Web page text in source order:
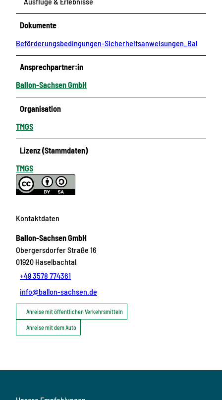
Dokumente
Beförderungsbedingungen-Sicherheitsanweisungen_Bal
Ansprechpartner:in
Ballon-Sachsen GmbH
Organisation
TMGS
Lizenz (Stammdaten)
TMGS
Kontaktdaten
Ballon-Sachsen GmbH
Obergersdorfer Straße 16
01920 Haselbachtal
+49 3578 774361
info@ballon-sachsen.de
Anreise mit öffentlichen Verkehrsmitteln
Anreise mit dem Auto